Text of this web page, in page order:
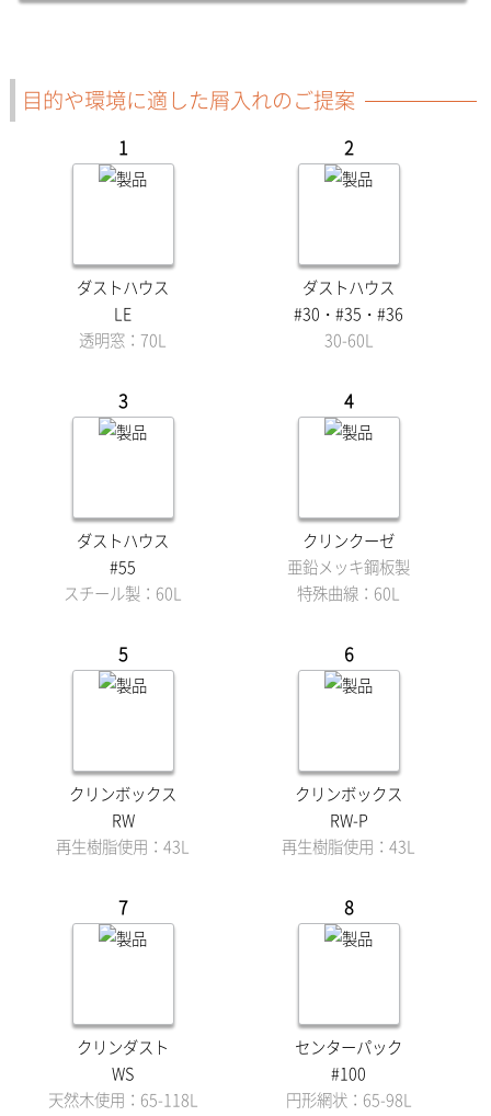
目的や環境に適した屑入れのご提案
1
ダストハウス
LE
透明窓：70L
2
ダストハウス
#30・#35・#36
30-60L
3
ダストハウス
#55
スチール製：60L
4
クリンクーゼ
亜鉛メッキ鋼板製
特殊曲線：60L
5
クリンボックス
RW
再生樹脂使用：43L
6
クリンボックス
RW-P
再生樹脂使用：43L
7
クリンダスト
WS
天然木使用：65-118L
8
センターパック
#100
円形網状：65-98L